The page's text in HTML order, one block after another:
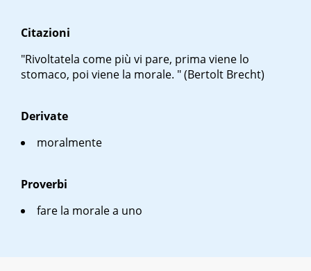
Citazioni
"Rivoltatela come più vi pare, prima viene lo
stomaco, poi viene la morale. " (Bertolt Brecht)
Derivate
moralmente
Proverbi
fare la morale a uno